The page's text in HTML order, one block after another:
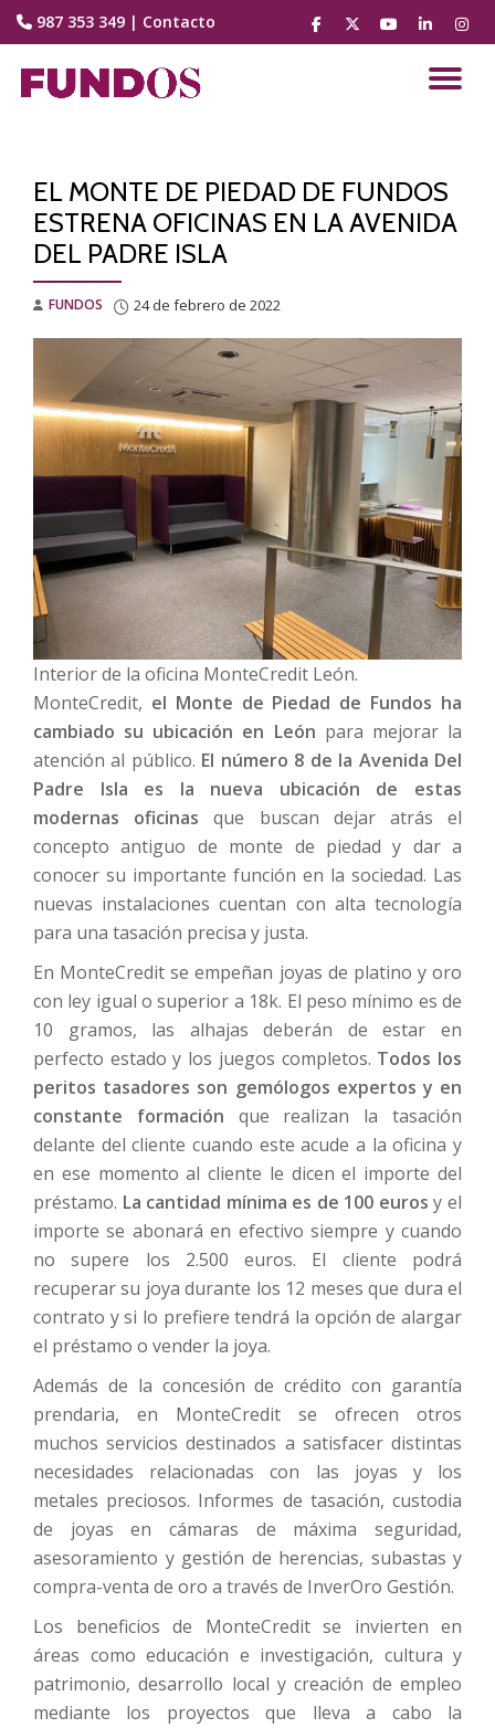
contenido
987 353 349 | Contacto
fa-
facebook
fa-
brands
fa-
youtube-
fa-
linkedin
fa-
EL MONTE DE PIEDAD DE FUNDOS
ESTRENA OFICINAS EN LA AVENIDA
DEL PADRE ISLA
FUNDOS 24 de febrero de 2022
Interior de la oficina MonteCredit León.
MonteCredit, el Monte de Piedad de Fundos ha
cambiado su ubicación en León para mejorar la
atención al público. El número 8 de la Avenida Del
Padre Isla es la nueva ubicación de estas
modernas oficinasque buscan dejar atrás el
concepto antiguo de monte de piedad y dar a
conocer su importante función en la sociedad. Las
nuevas instalaciones cuentan con alta tecnología
para una tasación precisa y justa.
En MonteCredit se empeñan joyas de platino y oro
con ley igual o superior a 18k. El peso mínimo es de
10 gramos, las alhajas deberán de estar en
perfecto estado y los juegos completos. Todos los
peritos tasadores son gemólogos expertos y en
constante formación que realizan la tasación
delante del cliente cuando este acude a la oficina y
en ese momento al cliente le dicen el importe del
préstamo. La cantidad mínima es de 100 euros y el
importe se abonará en efectivo siempre y cuando
no supere los 2.500 euros. El cliente podrá
recuperar su joya durante los 12 meses que dura el
contrato y si lo prefiere tendrá la opción de alargar
el préstamo o vender la joya.
Además de la concesión de crédito con garantía
prendaria, en MonteCredit se ofrecen otros
muchos servicios destinados a satisfacer distintas
necesidades relacionadas con las joyas y los
metales preciosos. Informes de tasación, custodia
de joyas en cámaras de máxima seguridad,
asesoramiento y gestión de herencias, subastas y
compra-venta de oro a través de InverOro Gestión.
Los beneficios de MonteCredit se invierten en
áreas como educación e investigación, cultura y
patrimonio, desarrollo local y creación de empleo
mediante los proyectos que lleva a cabo la